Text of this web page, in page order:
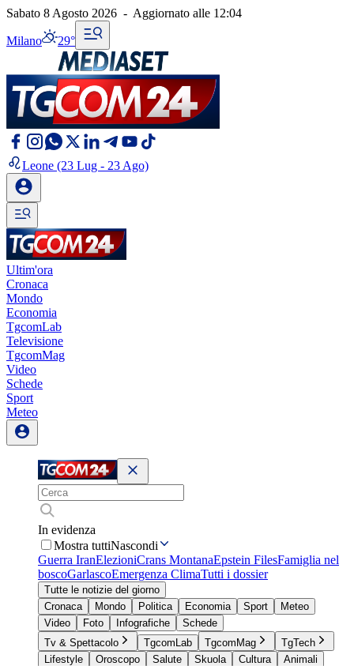
Sabato 8 Agosto 2026 - Aggiornato alle 12:04
Milano 29°
Leone (23 Lug - 23 Ago)
Ultim'ora
Cronaca
Mondo
Economia
TgcomLab
Televisione
TgcomMag
Video
Schede
Sport
Meteo
In evidenza
Mostra tuttiNascondi
Guerra IranElezioniCrans MontanaEpstein FilesFamiglia nel
boscoGarlascoEmergenza ClimaTutti i dossier
Tutte le notizie del giorno
Cronaca
Mondo Politica Economia Sport
Meteo
Video
Foto Infografiche
Schede
Tv & Spettacolo
TgcomLab TgcomMag
TgTech
Lifestyle
Oroscopo Salute Skuola Cultura
Animali